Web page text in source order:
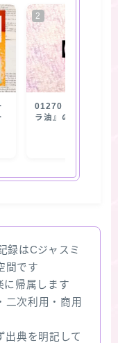
01270【抽出部位】
ラ油』の使用部位
録はCジャスミ
間です
に帰属します
二次利用・商用
出典を明記して